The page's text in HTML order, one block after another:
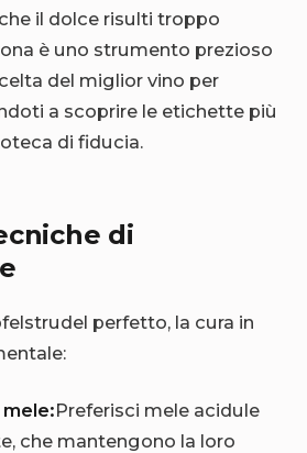
il dolce risulti troppo
è uno strumento prezioso
del miglior vino per
a scoprire le etichette più
di fiducia.
di
perfetto, la cura in
Preferisci mele acidule
che mantengono la loro